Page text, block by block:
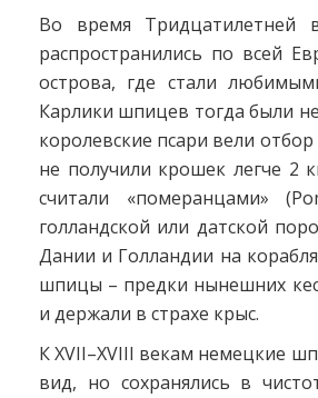
Во время Тридцатилетней
распростра­нились по всей
острова, где стали
Карлики шпицев тогда были
королевские псари вели
не получили крошек легче 2
считали «померанцами»
голландской или датской
Дании и Голландии на
шпицы – предки нынешних
и держали в страхе крыс.
К XVII–XVIII векам немецкие
вид, но сохранялись в